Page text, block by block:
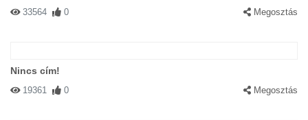
33564 0 Megosztás
Nincs cím!
19361 0 Megosztás